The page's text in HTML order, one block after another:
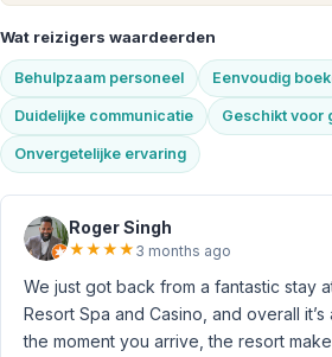
Wat reizigers waardeerden
Behulpzaam personeel Eenvoudig
Duidelijke communicatie Geschikt voor
Onvergetelijke ervaring
Roger Singh
★★★★ 3 months ago
We just got back from a fantastic stay
Resort Spa and Casino, and overall
the moment you arrive, the resort